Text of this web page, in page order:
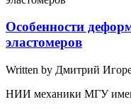
Особенности
эластомеров
Written by Дмитрий
НИИ механики МГУ